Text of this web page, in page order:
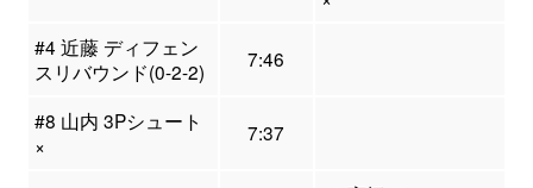
#4 近藤 ディフェン
スリバウンド(0-2-2)
7:46
#8 山内 3Pシュート
×
7:37